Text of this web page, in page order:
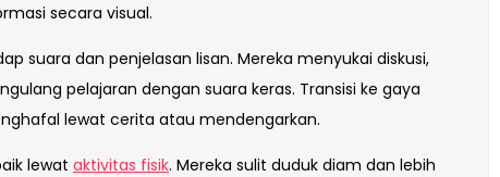
secara visual.
suara dan penjelasan lisan. Mereka menyukai diskusi,
pelajaran dengan suara keras. Transisi ke gaya
lewat cerita atau mendengarkan.
lewat aktivitas fisik. Mereka sulit duduk diam dan lebih